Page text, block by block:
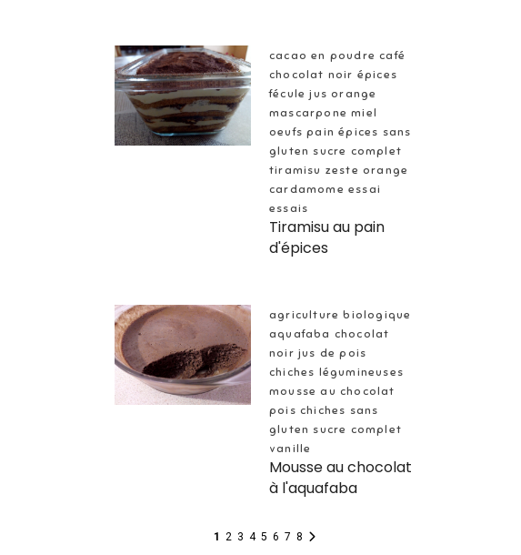
cacao en poudre café
chocolat noir épices
fécule jus orange
mascarpone miel
oeufs pain épices sans
gluten sucre complet
tiramisu zeste orange
cardamome essai
essais
Tiramisu au pain
d'épices
agriculture biologique
aquafaba chocolat
noir jus de pois
chiches légumineuses
mousse au chocolat
pois chiches sans
gluten sucre complet
vanille
Mousse au chocolat
à l'aquafaba
1 2 3 4 5 6 7 8